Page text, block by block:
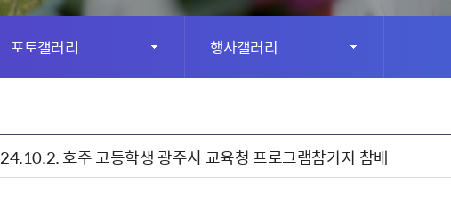
포토갤러리 행사갤러리
24.10.2. 호주 고등학생 광주시 교육청 프로그램참가자 참배